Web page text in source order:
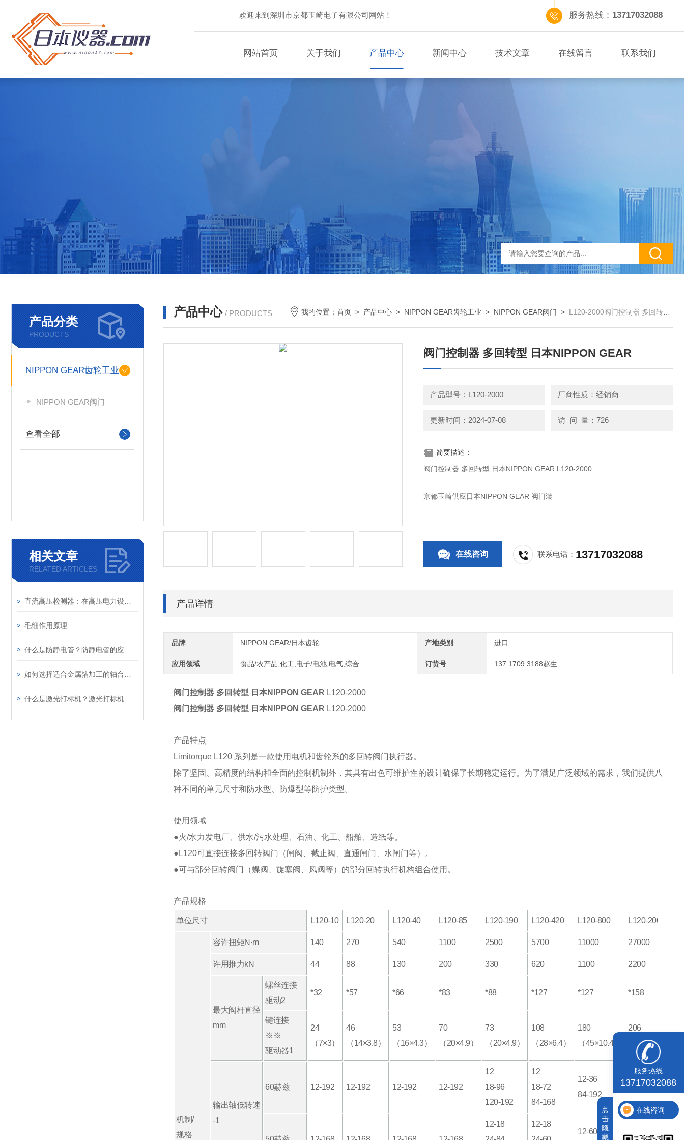
欢迎来到深圳市京都玉崎电子有限公司网站！ 服务热线： 13717032088
网站首页 关于我们 产品中心 新闻中心 技术文章 在线留言 联系我们
产品分类
PRODUCTS
NIPPON GEAR齿轮工业
NIPPON GEAR阀门
查看全部
相关文章
RELATED ARTICLES
毛细作用原理
产品中心 / PRODUCTS 我的位置：首页 > 产品中心 > NIPPON GEAR齿轮工业 > NIPPON GEAR阀门 > L120-2000阀门控制器 多回转型 日本NIPPON GEAR
阀门控制器 多回转型 日本NIPPON GEAR
产品型号：L120-2000 厂商性质：经销商
更新时间：2024-07-08 访 问 量：726
简要描述：
阀门控制器 多回转型 日本NIPPON GEAR L120-2000
京都玉崎供应日本NIPPON GEAR 阀门装
在线咨询 联系电话： 13717032088
产品详情
品牌 NIPPON GEAR/日本齿轮 产地类别 进口
应用领域 食品/农产品,化工,电子/电池,电气,综合 订货号 137.1709.3188赵生
阀门控制器 多回转型 日本NIPPON GEAR L120-2000
阀门控制器 多回转型 日本NIPPON GEAR L120-2000
产品特点
Limitorque L120 系列是一款使用电机和齿轮系的多回转阀门执行器。
除了坚固、高精度的结构和全面的控制机制外，其具有出色可维护性的设计确保了长期稳定运行。为了满足广泛领域的需求，我们提供八
种不同的单元尺寸和防水型、防爆型等防护类型。
使用领域
●火/水力发电厂、供水/污水处理、石油、化工、船舶、造纸等。
●L120可直接连接多回转阀门（闸阀、截止阀、直通闸门、水闸门等）。
●可与部分回转阀门（蝶阀、旋塞阀、风阀等）的部分回转执行机构组合使用。
产品规格
单位尺寸 L120-10 L120-20 L120-40 L120-85 L120-190 L120-420 L120-800 L120-2000
机制/
规格
容许扭矩N·m 140 270 540 1100 2500 5700 11000 27000
许用推力kN 44 88 130 200 330 620 1100 2200
最大阀杆直径
mm
螺丝连接
驱动2
*32 *57 *66 *83 *88 *127 *127 *158
键连接
※※
驱动器1
24
（7×3）
46
（14×3.8）
53
（16×4.3）
70
（20×4.9）
73
（20×4.9）
108
（28×6.4）
180
（45×10.4）
206
（50×11.4）
输出轴低转速
-1
60赫兹 12-192 12-192 12-192 12-192
12
18-96
120-192
12
18-72
84-168
12-36
84-192
12-30
36-60
12-18
12-18
12-60
服务热线
13717032088
在线咨询
点
击
隐
藏